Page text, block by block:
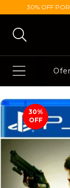
30% OFF
30%
OFF